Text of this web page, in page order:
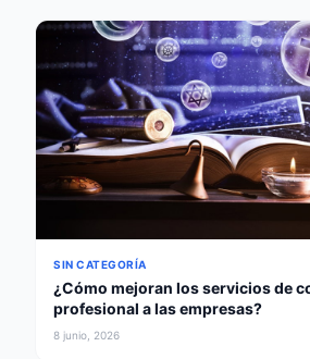
SIN CATEGORÍA
¿Cómo mejoran los servicios de
profesional a las empresas?
8 junio, 2026